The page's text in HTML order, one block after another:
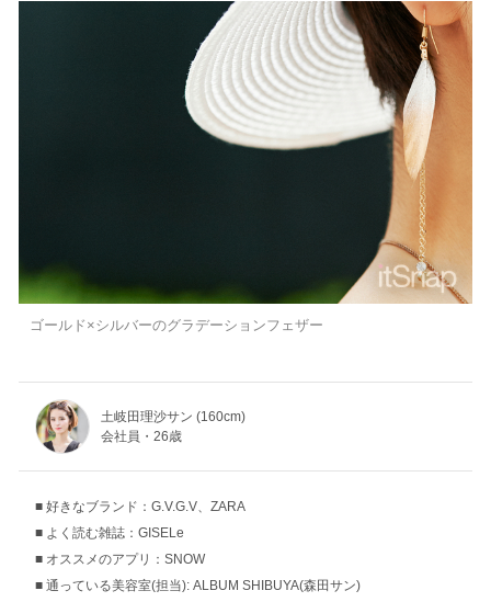
ゴールド×シルバーのグラデーションフェザー
土岐田理沙サン (160cm)
会社員・26歳
好きなブランド：G.V.G.V、ZARA
よく読む雑誌：GISELe
オススメのアプリ：SNOW
通っている美容室(担当): ALBUM SHIBUYA(森田サン)